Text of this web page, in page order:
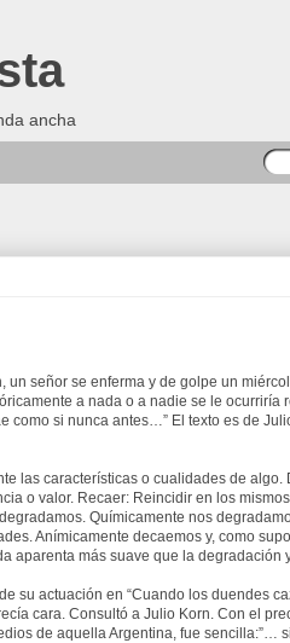
ancha
un señor se enferma y de golpe un
a nada o a nadie se le ocurriría
como si nunca antes…” El texto es de
las características o cualidades de algo.
o valor. Recaer: Reincidir en los
Químicamente nos
Anímicamente decaemos y, como
aparenta más suave que la degradación
su actuación en “Cuando los duendes
cara. Consultó a Julio Korn. Con el
de aquella Argentina, fue sencilla:”…